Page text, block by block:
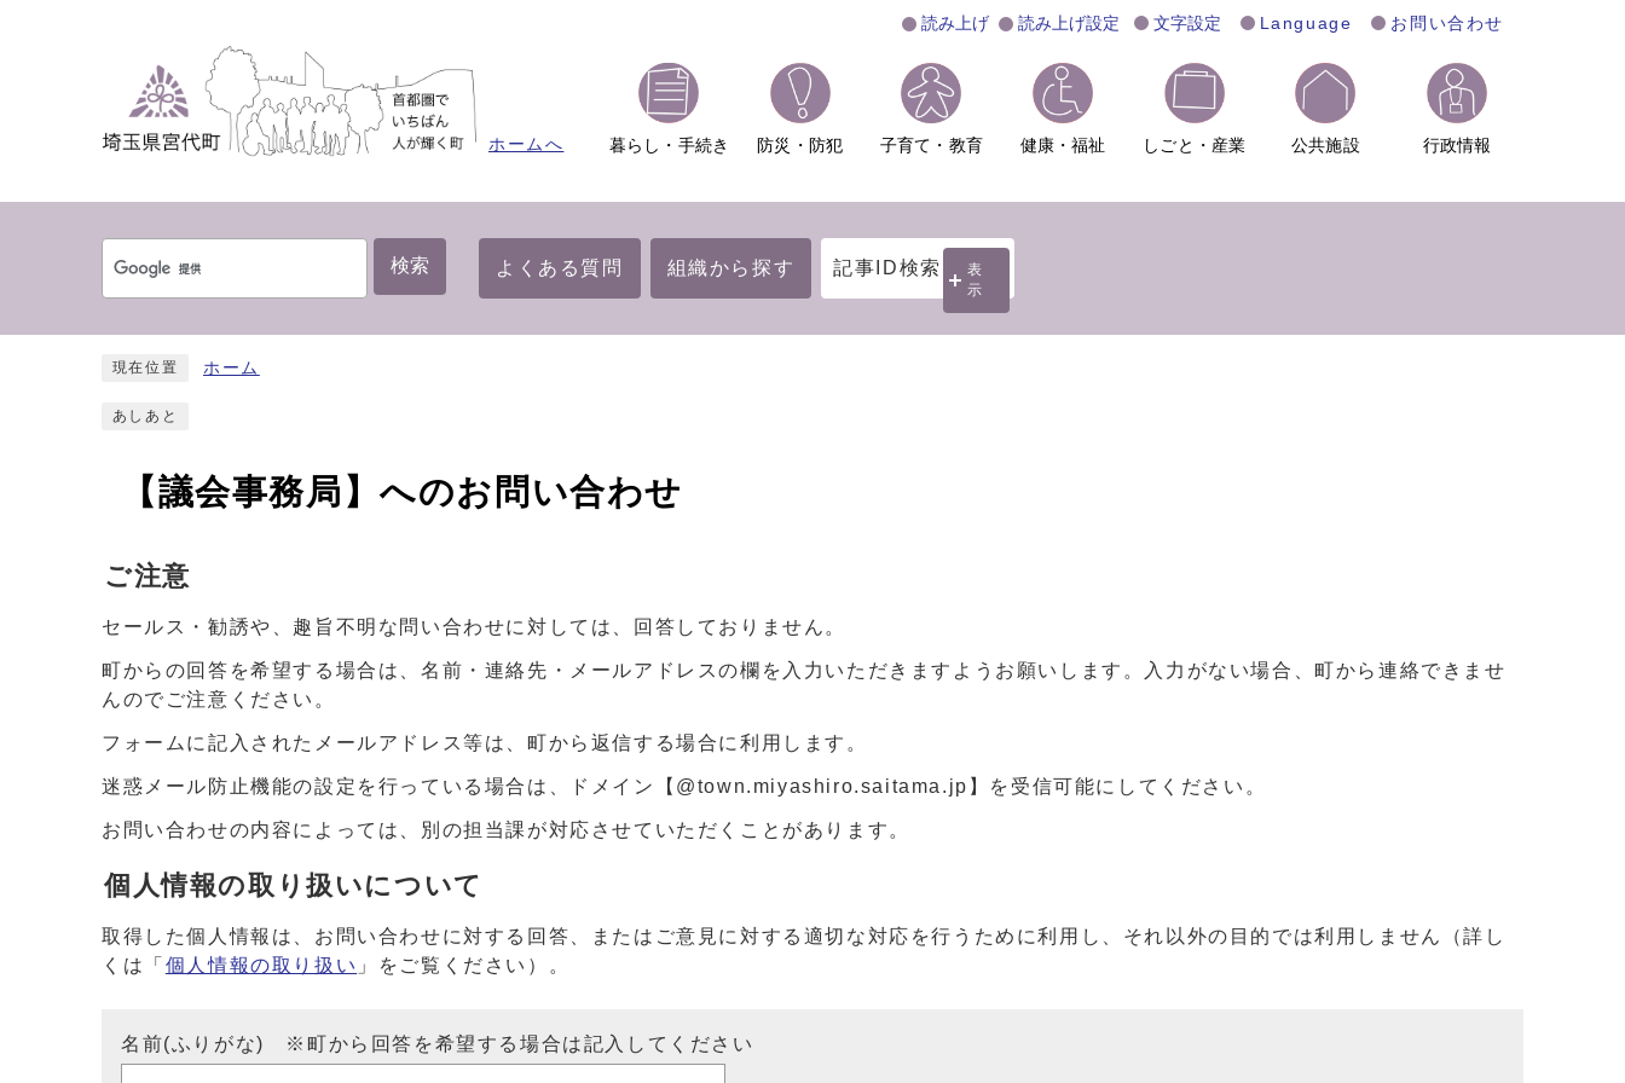
読み上げ 読み上げ設定 文字設定 Language お問い合わせ
ホームへ 暮らし・手続き 防災・防犯 子育て・教育 健康・福祉 しごと・産業 公共施設 行政情報
検索 よくある質問 組織から探す 記事ID検索
表
示
現在位置 ホーム
あしあと
【議会事務局】へのお問い合わせ
ご注意
セールス・勧誘や、趣旨不明な問い合わせに対しては、回答しておりません。
町からの回答を希望する場合は、名前・連絡先・メールアドレスの欄を入力いただきますようお願いします。入力がない場合、町から連絡できませ
んのでご注意ください。
フォームに記入されたメールアドレス等は、町から返信する場合に利用します。
迷惑メール防止機能の設定を行っている場合は、ドメイン【@town.miyashiro.saitama.jp】を受信可能にしてください。
お問い合わせの内容によっては、別の担当課が対応させていただくことがあります。
個人情報の取り扱いについて
取得した個人情報は、お問い合わせに対する回答、またはご意見に対する適切な対応を行うために利用し、それ以外の目的では利用しません（詳し
くは「 個人情報の取り扱い 」をご覧ください）。
名前(ふりがな) ※町から回答を希望する場合は記入してください